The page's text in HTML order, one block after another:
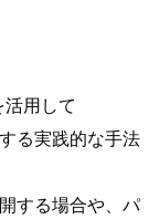
用して
る実践的な手法
する場合や、パ